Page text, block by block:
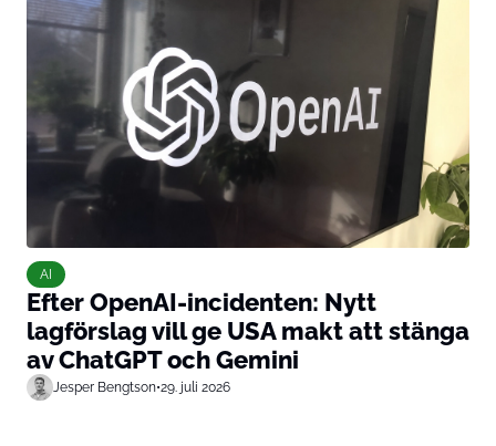
AI
Efter OpenAI-incidenten: Nytt
lagförslag vill ge USA makt att stänga
av ChatGPT och Gemini
Jesper Bengtson•29. juli 2026